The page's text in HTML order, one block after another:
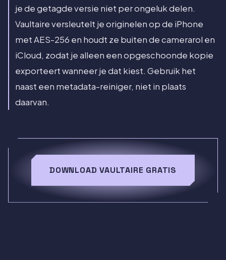
je de getagde versie niet per ongeluk delen.
Vaultaire versleutelt je originelen op de iPhone
met AES-256 en houdt ze buiten de camerarol en
iCloud, zodat je alleen een opgeschoonde kopie
exporteert wanneer je dat kiest. Gebruik het
naast een metadata-reiniger, niet in plaats
daarvan.
DOWNLOAD VAULTAIRE GRATIS